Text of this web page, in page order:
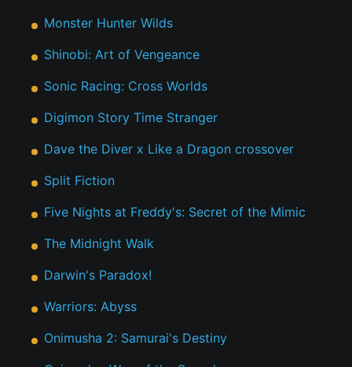
Monster Hunter Wilds
Shinobi: Art of Vengeance
Sonic Racing: Cross Worlds
Digimon Story Time Stranger
Dave the Diver x Like a Dragon crossover
Split Fiction
Five Nights at Freddy's: Secret of the Mimic
The Midnight Walk
Darwin's Paradox!
Warriors: Abyss
Onimusha 2: Samurai's Destiny